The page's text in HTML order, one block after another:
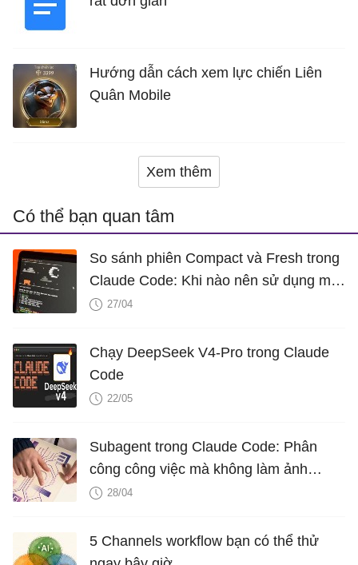
Hướng dẫn cách xem lực chiến Liên
Quân Mobile
Xem thêm
Có thể bạn quan tâm
So sánh phiên Compact và Fresh trong
Claude Code: Khi nào nên sử dụng mỗi
loại?27/04
Chạy DeepSeek V4-Pro trong Claude
Code
22/05
Subagent trong Claude Code: Phân
công công việc mà không làm ảnh
hưởng đến bối cảnh của bạn
28/04
5 Channels workflow bạn có thể thử